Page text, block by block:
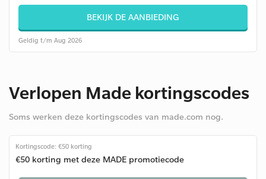
BEKIJK DE AANBIEDING
Geldig t/m Aug 2026
Verlopen Made kortingscodes
Soms werken deze kortingscodes van made.com nog.
Kortingscode: €50 korting
€50 korting met deze MADE promotiecode